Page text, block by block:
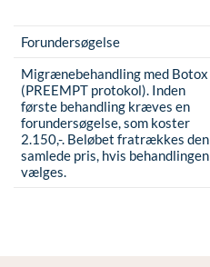
Forundersøgelse
Migrænebehandling med Botox
(PREEMPT protokol). Inden
første behandling kræves en
forundersøgelse, som koster
2.150,-. Beløbet fratrækkes den
samlede pris, hvis behandlingen
vælges.